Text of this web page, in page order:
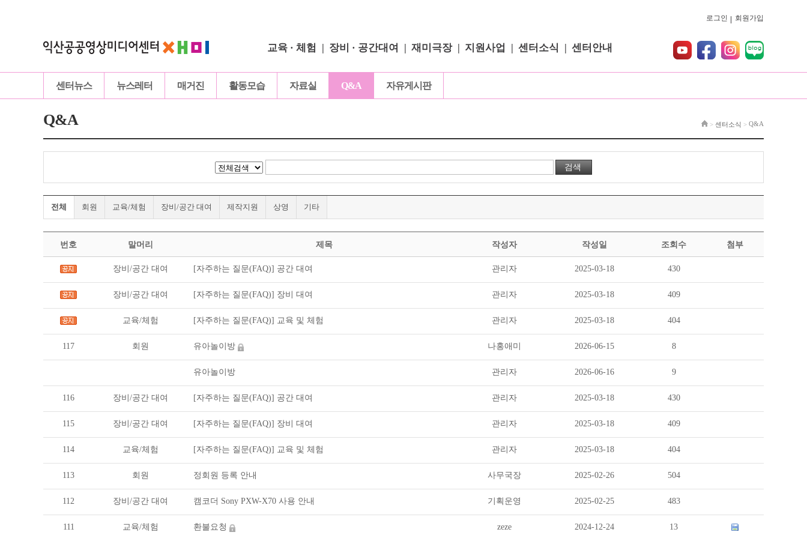
로그인 회원가입
교육 · 체험 장비 · 공간대여 재미극장 지원사업 센터소식 센터안내
센터뉴스 뉴스레터 매거진 활동모습 자료실 Q&A 자유게시판
Q&A > 센터소식 > Q&A
전체 회원 교육/체험 장비/공간 대여 제작지원 상영 기타
번호 말머리 제목 작성자 작성일 조회수 첨부
장비/공간 대여 [자주하는 질문(FAQ)] 공간 대여 관리자 2025-03-18 430
장비/공간 대여 [자주하는 질문(FAQ)] 장비 대여 관리자 2025-03-18 409
교육/체험 [자주하는 질문(FAQ)] 교육 및 체험 관리자 2025-03-18 404
117 회원 유아놀이방 나홍애미 2026-06-15 8
유아놀이방 관리자 2026-06-16 9
116 장비/공간 대여 [자주하는 질문(FAQ)] 공간 대여 관리자 2025-03-18 430
115 장비/공간 대여 [자주하는 질문(FAQ)] 장비 대여 관리자 2025-03-18 409
114 교육/체험 [자주하는 질문(FAQ)] 교육 및 체험 관리자 2025-03-18 404
113 회원 정회원 등록 안내 사무국장 2025-02-26 504
112 장비/공간 대여 캠코더 Sony PXW-X70 사용 안내 기획운영 2025-02-25 483
111 교육/체험 환불요청 zeze 2024-12-24 13